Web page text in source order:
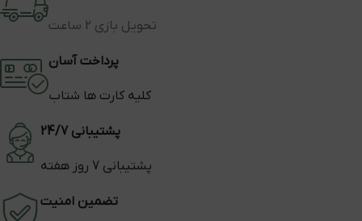
تحویل بازی 2 ساعت
پرداخت آسان
کلیه کارت ها شتاب
پشتیبانی 24/7
پشتیبانی 7 روز هفته
تضمین امنیت